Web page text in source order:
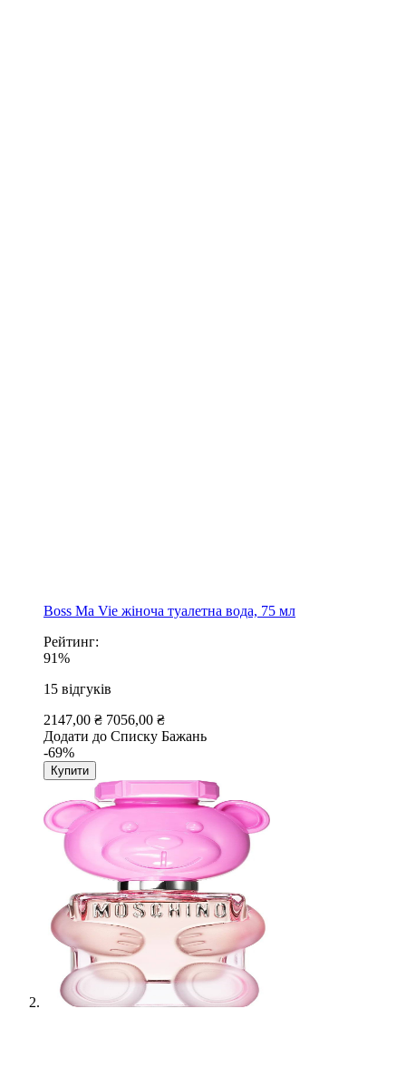
Boss Ma Vie жіноча туалетна вода, 75 мл
Рейтинг:
91%
15 відгуків
2147,00 ₴ 7056,00 ₴
Додати до Списку Бажань
-69%
Купити